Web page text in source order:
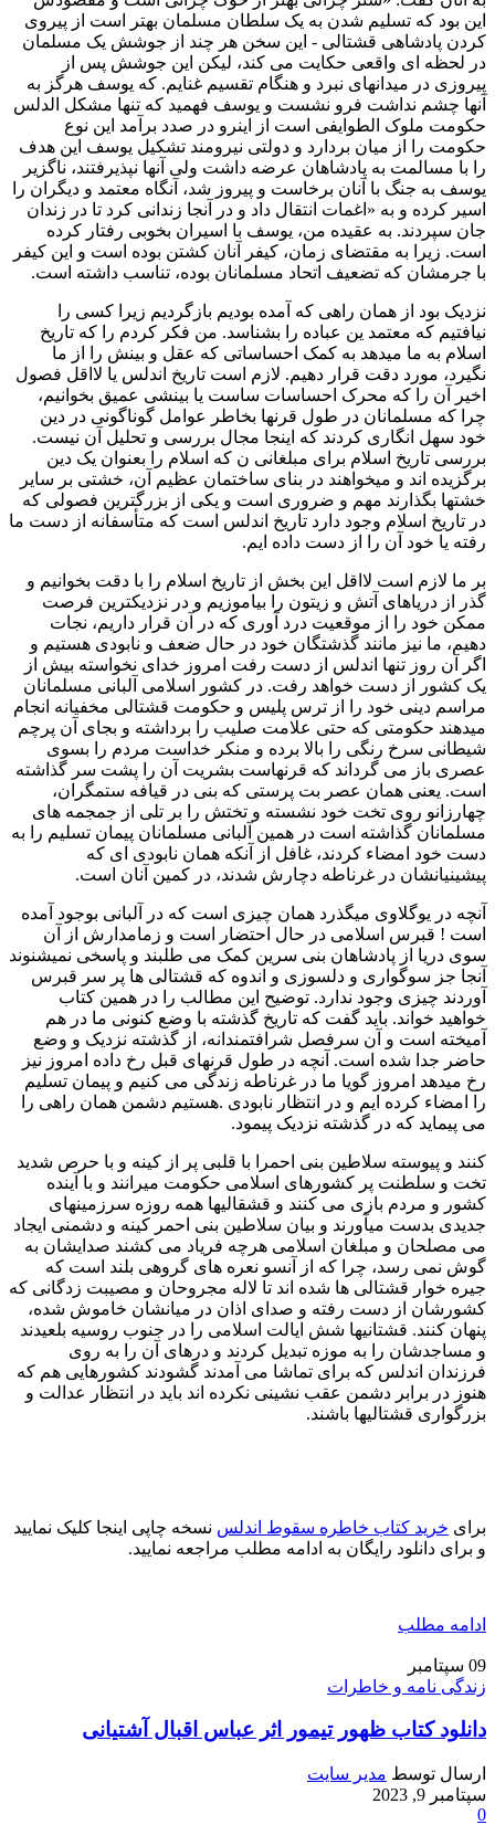
این بود که تسلیم شدن به یک سلطان مسلمان بهتر است از پیروی
کردن پادشاهی قشتالی - این سخن هر چند از جوشش یک مسلمان
در لحظه ای واقعی حکایت می کند، لیکن این جوشش پس از
پیروزی در میدانهای نبرد و هنگام تقسیم غنایم. که یوسف هرگز به
آنها چشم نداشت فرو نشست و یوسف فهمید که تنها مشکل الدلس
حکومت ملوک الطوایفی است از اینرو در صدد برآمد این نوع
حکومت را از میان بردارد و دولتی نیرومند تشکیل یوسف این هدف
را با مسالمت به پادشاهان عرضه داشت ولی آنها نپذیرفتند، ناگزیر
یوسف به جنگ با آنان برخاست و پیروز شد، آنگاه معتمد و دیگران را
اسیر کرده و به «اغمات انتقال داد و در آنجا زندانی کرد تا در زندان
جان سپردند. به عقيده من، یوسف با اسیران بخوبی رفتار کرده
است. زیرا به مقتضای زمان، کیفر آنان کشتن بوده است و این کیفر
با جرمشان که تضعیف اتحاد مسلمانان بوده، تناسب داشته است.
نزدیک بود از همان راهی که آمده بودیم بازگردیم زیرا کسی را
نیافتیم که معتمد ین عباده را بشناسد. من فکر کردم را که تاریخ
اسلام به ما میدهد به کمک احساساتی که عقل و بینش را از ما
نگیرد، مورد دقت قرار دهیم. لازم است تاریخ اندلس یا لااقل فصول
اخیر آن را که محرک احساسات ساست یا بینشی عمیق بخوانیم،
چرا که مسلمانان در طول قرنها بخاطر عوامل گوناگونی در دین
خود سهل انگاری کردند که اینجا مجال بررسی و تحلیل آن نیست.
بررسی تاریخ اسلام برای مبلغانی ن که اسلام را بعنوان یک دین
برگزیده اند و میخواهند در بنای ساختمان عظیم آن، خشتی بر سایر
خشتها بگذارند مهم و ضروری است و یکی از بزرگترین فصولی که
در تاریخ اسلام وجود دارد تاریخ اندلس است که متأسفانه از دست ما
رفته یا خود آن را از دست داده ایم.
بر ما لازم است لااقل این بخش از تاریخ اسلام را با دقت بخوانیم و
گذر از دریاهای آتش و زیتون را بیاموزیم و در نزدیکترین فرصت
ممکن خود را از موقعیت درد آوری که در آن قرار داریم، نجات
دهیم، ما نیز مانند گذشتگان خود در حال ضعف و نابودی هستیم و
اگر آن روز تنها اندلس از دست رفت امروز خدای نخواسته بیش از
یک کشور از دست خواهد رفت. در کشور اسلامی آلبانی مسلمانان
مراسم دینی خود را از ترس پلیس و حکومت قشتالی مخفیانه انجام
میدهند حکومتی که حتی علامت صلیب را برداشته و بجای آن پرچم
شیطانی سرخ رنگی را بالا برده و منکر خداست مردم را بسوی
عصری باز می گرداند که قرنهاست بشریت آن را پشت سر گذاشته
است. یعنی همان عصر بت پرستی که بنی در قیافه ستمگران،
چهارزانو روی تخت خود نشسته و تختش را بر تلی از جمجمه های
مسلمانان گذاشته است در همین آلبانی مسلمانان پیمان تسلیم را به
دست خود امضاء کردند، غافل از آنکه همان نابودی ای که
پیشینیانشان در غرناطه دچارش شدند، در کمین آنان است.
آنچه در یوگلاوی میگذرد همان چیزی است که در آلبانی بوجود آمده
است ! قبرس اسلامی در حال احتضار است و زمامدارش از آن
سوی دریا از پادشاهان بنی سرین کمک می طلبند و پاسخی نمیشنوند
آنجا جز سوگواری و دلسوزی و اندوه که قشتالی ها پر سر قبرس
آوردند چیزی وجود ندارد. توضیح این مطالب را در همین کتاب
خواهید خواند. باید گفت که تاریخ گذشته با وضع کنونی ما در هم
آمیخته است و آن سرفصل شرافتمندانه، از گذشته نزدیک و وضع
حاضر جدا شده است. آنچه در طول قرنهای قبل رخ داده امروز نیز
رخ میدهد امروز گویا ما در غرناطه زندگی می کنیم و پیمان تسلیم
را امضاء کرده ایم و در انتظار نابودی .هستیم دشمن همان راهی را
می پیماید که در گذشته نزدیک پیمود.
کنند و پیوسته سلاطین بنی احمرا با قلبی پر از کینه و با حرص شدید
تخت و سلطنت پر کشورهای اسلامی حکومت میرانند و با آینده
کشور و مردم بازی می کنند و قشقالیها همه روزه سرزمینهای
جدیدی بدست میآورند و بیان سلاطین بنی احمر کینه و دشمنی ایجاد
می مصلحان و مبلغان اسلامی هرچه فریاد می کشند صدایشان به
گوش نمی رسد، چرا که از آنسو نعره های گروهی بلند است که
جیره خوار قشتالی ها شده اند تا لاله مجروحان و مصیبت زدگانی که
کشورشان از دست رفته و صدای اذان در میانشان خاموش شده،
پنهان کنند. قشتانیها شش ایالت اسلامی را در جنوب روسیه بلعیدند
و مساجدشان را به موزه تبدیل کردند و درهای آن را به روی
فرزندان اندلس که برای تماشا می آمدند گشودند کشورهایی هم که
هنوز در برابر دشمن عقب نشینی نکرده اند باید در انتظار عدالت و
بزرگواری قشتالیها باشند.
برای خرید کتاب خاطره سقوط اندلس نسخه چاپی اینجا کلیک نمایید
و برای دانلود رایگان به ادامه مطلب مراجعه نمایید.
ادامه مطلب
09 سپتامبر
زندگی نامه و خاطرات
دانلود کتاب ظهور تیمور اثر عباس اقبال آشتیانی
ارسال توسط مدیر سایت
سپتامبر 9, 2023
0